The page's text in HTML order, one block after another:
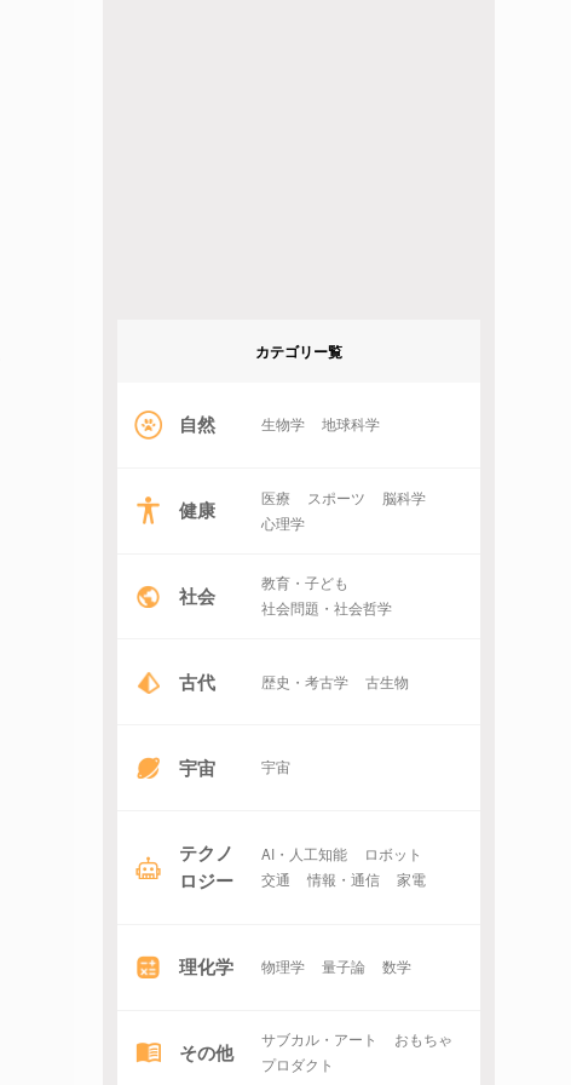
カテゴリー覧
自然 生物学 地球科学
健康 医療 スポーツ
脳科学
心理学
社会
教育・子ども
社会問題・社会哲学
古代 歴史・考古学 古生物
宇宙 宇宙
テクノ
ロジー
AI・人工知能
ロボット
交通
情報・通信 家電
理化学 物理学 量子論 数学
その他 サブカル・アート
おもちゃ
プロダクト